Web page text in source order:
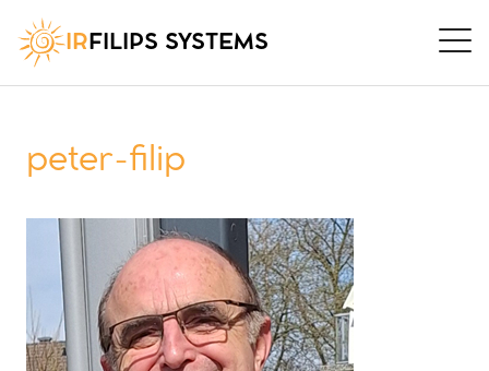
IR FILIPS SYSTEMS
peter-filip